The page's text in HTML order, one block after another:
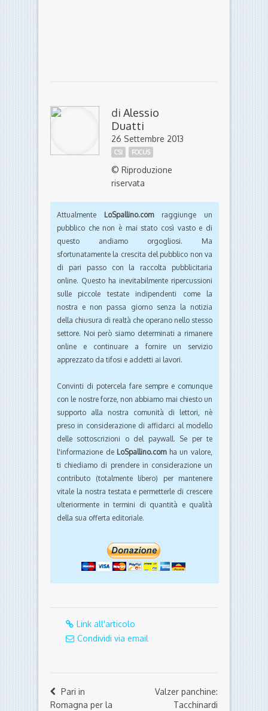
di Alessio
Duatti
26 Settembre 2013
CSI FOCUS
© Riproduzione
riservata
Attualmente LoSpallino.comraggiunge un
pubblico che non è mai stato così vasto e di
questo andiamo orgogliosi. Ma
sfortunatamente la crescita del pubblico non va
di pari passo con la raccolta pubblicitaria
online. Questo ha inevitabilmente ripercussioni
sulle piccole testate indipendenti come la
nostra e non passa giorno senza la notizia
della chiusura di realtà che operano nello stesso
settore. Noi però siamo determinati a rimanere
online e continuare a fornire un servizio
apprezzato da tifosi e addetti ai lavori.
Convinti di potercela fare sempre e comunque
con le nostre forze, non abbiamo mai chiesto un
supporto alla nostra comunità di lettori, nè
preso in considerazione di affidarci al modello
delle sottoscrizioni o del paywall. Se per te
l'informazione de LoSpallino.comha un valore,
ti chiediamo di prendere in considerazione un
contributo (totalmente libero) per mantenere
vitale la nostra testata e permetterle di crescere
ulteriormente in termini di quantità e qualità
della sua offerta editoriale.
Link all'articolo
Condividi via email
Pari in
Romagna per la
Valzer panchine:
Tacchinardi